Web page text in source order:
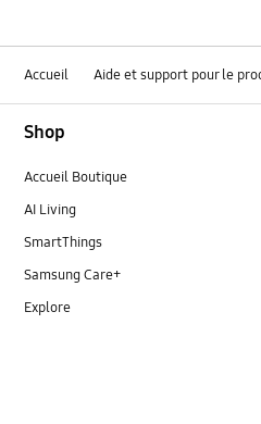
Accueil Aide et support pour le
Shop
Accueil Boutique
AI Living
SmartThings
Samsung Care+
Explore